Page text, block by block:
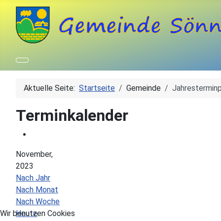
Aktuelle Seite: Startseite Gemeinde
Terminkalender
November,
2023
Nach Jahr
Nach Monat
Nach Woche
Heute
Wir benutzen Cookies